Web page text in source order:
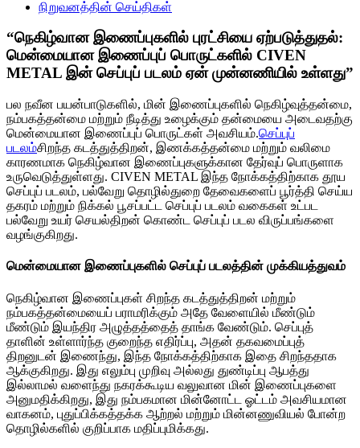
நிறுவனத்தின் செய்திகள்
“நெகிழ்வான இணைப்புகளில் புரட்சியை ஏற்படுத்துதல்:
மென்மையான இணைப்புப் பொருட்களில் CIVEN
METAL இன் செப்புப் படலம் ஏன் முன்னணியில் உள்ளது”
பல நவீன பயன்பாடுகளில், மின் இணைப்புகளில் நெகிழ்வுத்தன்மை,
நம்பகத்தன்மை மற்றும் நீடித்து உழைக்கும் தன்மையை அடைவதற்கு
மென்மையான இணைப்புப் பொருட்கள் அவசியம்.செப்புப்
படலம்சிறந்த கடத்துத்திறன், இணக்கத்தன்மை மற்றும் வலிமை
காரணமாக நெகிழ்வான இணைப்புகளுக்கான தேர்வுப் பொருளாக
உருவெடுத்துள்ளது. CIVEN METAL இந்த நோக்கத்திற்காக தூய
செப்புப் படலம், பல்வேறு தொழில்துறை தேவைகளைப் பூர்த்தி செய்ய
தகரம் மற்றும் நிக்கல் பூசப்பட்ட செப்புப் படலம் வகைகள் உட்பட
பல்வேறு உயர் செயல்திறன் கொண்ட செப்புப் படல விருப்பங்களை
வழங்குகிறது.
மென்மையான இணைப்புகளில் செப்புப் படலத்தின் முக்கியத்துவம்
நெகிழ்வான இணைப்புகள் சிறந்த கடத்துத்திறன் மற்றும்
நம்பகத்தன்மையைப் பராமரிக்கும் அதே வேளையில் மீண்டும்
மீண்டும் இயந்திர அழுத்தத்தைத் தாங்க வேண்டும். செப்புத்
தாளின் உள்ளார்ந்த குறைந்த எதிர்ப்பு, அதன் தகவமைப்புத்
திறனுடன் இணைந்து, இந்த நோக்கத்திற்காக இதை சிறந்ததாக
ஆக்குகிறது. இது எலும்பு முறிவு அல்லது துண்டிப்பு ஆபத்து
இல்லாமல் வளைந்து நகரக்கூடிய வலுவான மின் இணைப்புகளை
அனுமதிக்கிறது, இது நம்பகமான மின்னோட்ட ஓட்டம் அவசியமான
வாகனம், புதுப்பிக்கத்தக்க ஆற்றல் மற்றும் மின்னணுவியல் போன்ற
தொழில்களில் குறிப்பாக மதிப்புமிக்கது.